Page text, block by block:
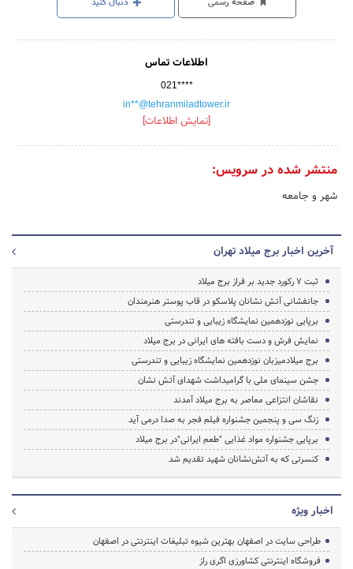
اطلاعات تماس
021****
in**@tehranmiladtower.ir
[نمایش اطلاعات]
منتشر شده در سرویس:
شهر و جامعه
آخرین اخبار برج میلاد تهران
ثبت 7 رکورد جدید بر فراز برج میلاد
جانفشانی آتش نشانان پلاسکو در قاب پوستر هنرمندان
برپایی نوزدهمین نمایشگاه زیبایی و تندرستی
نمایش فرش و دست بافته های ایرانی در برج میلاد
برج میلادمیزبان نوزدهمین نمایشگاه زیبایی و تندرستی
جشن سینمای ملی با گرامیداشت شهدای آتش نشان
نقاشان انتزاعی معاصر به برج میلاد آمدند
زنگ سی و پنجمین جشنواره فیلم فجر به صدا درمی آید
برپایی جشنواره مواد غذایی "طعم ایرانی"در برج میلاد
کنسرتی که به آتش‌نشانان شهید تقدیم شد
اخبار ویژه
طراحی سایت در اصفهان بهترین شیوه تبلیغات اینترنتی در اصفهان
فروشگاه اینترنتی کشاورزی اگری راز